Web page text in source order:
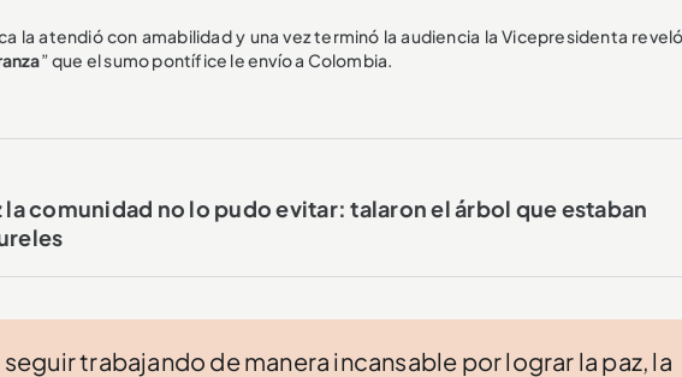
la atendió con amabilidad y una vez terminó la audiencia la Vicepresidenta
” que el sumo pontífice le envío a Colombia.
la comunidad no lo pudo evitar: talaron el árbol que estaban
seguir trabajando de manera incansable por lograr la paz, la